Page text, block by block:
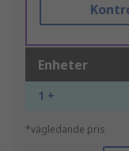
Enheter
1 +
*vägledande pris